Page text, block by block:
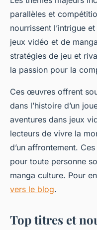
parallèles et
nourrissent l’intrigue
jeux vidéo et de
stratégies de jeu et
la passion pour la
Ces œuvres offrent
dans l’histoire d’un
aventures dans jeux
lecteurs de vivre la
d’un affrontement.
pour toute personne
manga culture. Pour
vers le blog.
Top titres et